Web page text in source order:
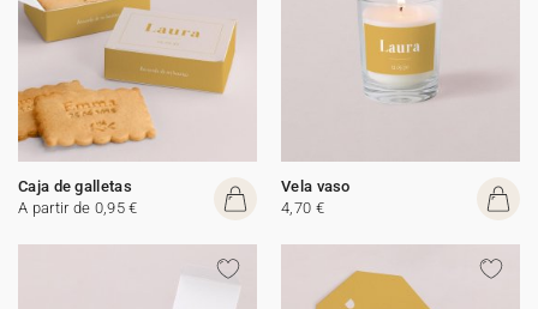
Caja de galletas
A partir de 0,95 €
Vela vaso
4,70 €